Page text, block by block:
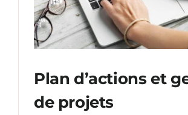
Plan d’actions et
de projets